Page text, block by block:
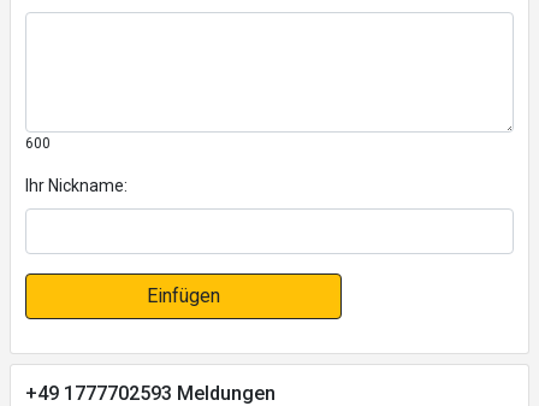
600
Ihr Nickname:
Einfügen
+49 1777702593 Meldungen